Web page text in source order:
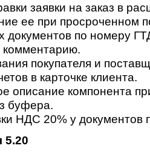
заявки на заказ в
ее при просроченном
документов по номеру
комментарию.
покупателя и
в карточке клиента.
описание компонента
буфера.
НДС 20% у документов
5.20